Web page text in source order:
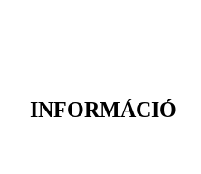
INFORMÁCIÓ